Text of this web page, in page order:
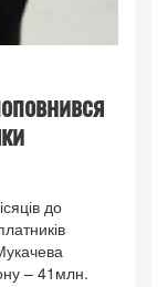
до
– 41млн.